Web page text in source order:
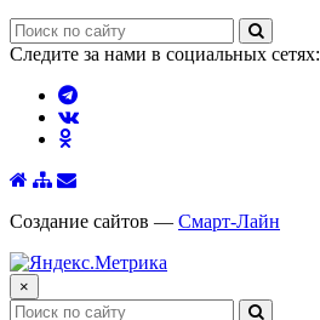
Следите за нами в социальных сетях:
Создание сайтов — Смарт-Лайн
×